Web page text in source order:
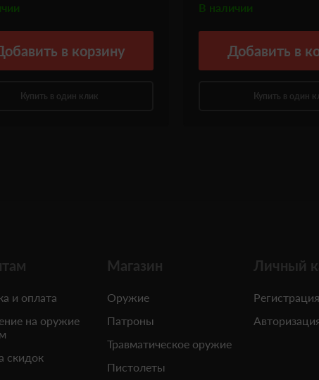
в корзину
Купить в один клик
В наличии
Добавить в
Купить в один
и оплата
на оружие
скидок
Магазин
Оружие
Патроны
Травматическое оружие
Пистолеты
Личный
Регистрация